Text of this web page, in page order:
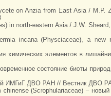
on Anzia from East Asia /
in north-eastern Asia / J.W.
incana (Physciaceae), a
элементов в
состояние биоты
ИМГиГ ДВО РАН // Вестник ДВО
(Scrophulariaceae) –